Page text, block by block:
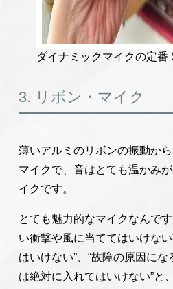
ダイナミックマイクの定
3. リボン・マイク
薄いアルミのリボンの振動か
マイクで、音はとても温かみ
イクです。
とても魅力的なマイクなんで
い衝撃や風に当ててはいけな
はいけない”、“故障の原因に
は絶対に入れてはいけない”と